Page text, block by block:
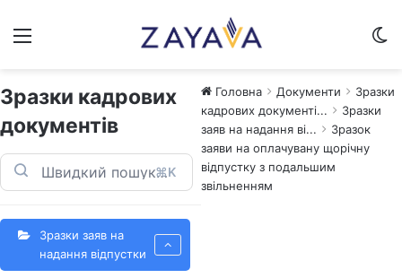
Меню
Зразки кадрових
документів
⌘K
Зразки заяв на
надання відпустки
Головна Документи
Зразки
кадрових документі...
Зразки
заяв на надання ві...
Зразок
заяви на оплачувану щорічну
відпустку з подальшим
звільненням